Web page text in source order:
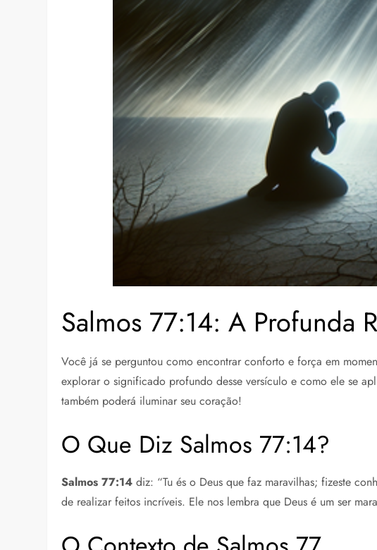
Salmos 77:14: A Profunda
Você já se perguntou como encontrar conforto e força em
explorar o significado profundo desse versículo e como ele se
também poderá iluminar seu coração!
O Que Diz Salmos 77:14?
Salmos 77:14 diz: “Tu és o Deus que faz maravilhas; fizeste
de realizar feitos incríveis. Ele nos lembra que Deus é um ser